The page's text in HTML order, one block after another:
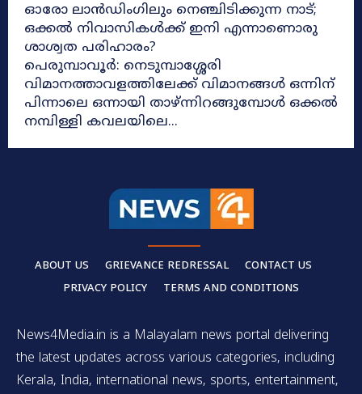
ഓരോ ലാൻഡിംഗിലും നെഞ്ചിടിക്കുന്ന നാട്;
ഒക്കൽ നിവാസികൾക്ക് ഇനി എന്നാണൊരു
ശാശ്വത പരിഹാരം?
പെരുമ്പാവൂർ: നെടുമ്പാശ്ശേരി
വിമാനത്താവളത്തിലേക്ക് വിമാനങ്ങൾ ഒന്നിന്
പിന്നാലെ ഒന്നായി താഴ്ന്നിറങ്ങുമ്പോൾ ഒക്കൽ
നമ്പിള്ളി കവലയിലെ...
ABOUT US GRIEVANCE REDRESSAL
CONTACT US
PRIVACY POLICY
TERMS AND CONDITIONS
News4Media.in is a Malayalam news portal delivering
the latest updates across various categories, including
Kerala, India, international news, sports, entertainment,